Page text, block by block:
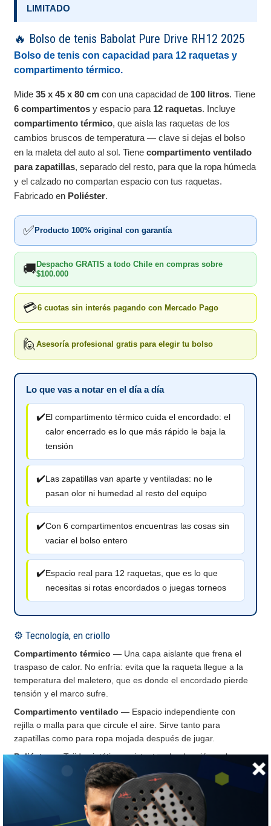
LIMITADO
🔥 Bolso de tenis Babolat Pure Drive RH12 2025
Bolso de tenis con capacidad para 12 raquetas y
compartimento térmico.
Mide35 x 45 x 80 cm con una capacidad de 100 litros. Tiene
6 compartimentos y espacio para 12 raquetas. Incluye
compartimento térmico, que aísla las raquetas de los
cambios bruscos de temperatura — clave si dejas el bolso
en la maleta del auto al sol. Tienecompartimento ventilado
para zapatillas, separado del resto, para que la ropa húmeda
y el calzado no compartan espacio con tus raquetas.
Fabricado en Poliéster.
✅Producto 100% original con garantía
🚚Despacho GRATIS a todo Chile en compras sobre
$100.000
💳6 cuotas sin interés pagando con Mercado Pago
🙋Asesoría profesional gratis para elegir tu bolso
Lo que vas a notar en el día a día
✔️El compartimento térmico cuida el encordado: el
calor encerrado es lo que más rápido le baja la
tensión
✔️Las zapatillas van aparte y ventiladas: no le
pasan olor ni humedad al resto del equipo
✔️Con 6 compartimentos encuentras las cosas sin
vaciar el bolso entero
✔️Espacio real para 12 raquetas, que es lo que
necesitas si rotas encordados o juegas torneos
⚙️ Tecnología, en criollo
Compartimento térmico — Una capa aislante que frena el
traspaso de calor. No enfría: evita que la raqueta llegue a la
temperatura del maletero, que es donde el encordado pierde
tensión y el marco sufre.
Compartimento ventilado — Espacio independiente con
rejilla o malla para que circule el aire. Sirve tanto para
zapatillas como para ropa mojada después de jugar.
Poliéster— Tejido sintético resistente a la abrasión y al agua
ligera, elegido por relación resistencia/peso en bolsería
deportiva.
👍 LO MEJOR